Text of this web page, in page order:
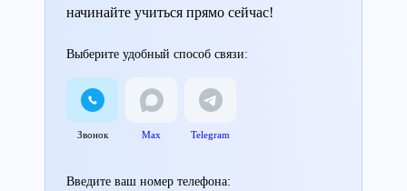
начинайте учиться прямо сейчас!
Выберите удобный способ связи:
Звонок Max Telegram
Введите ваш номер телефона: